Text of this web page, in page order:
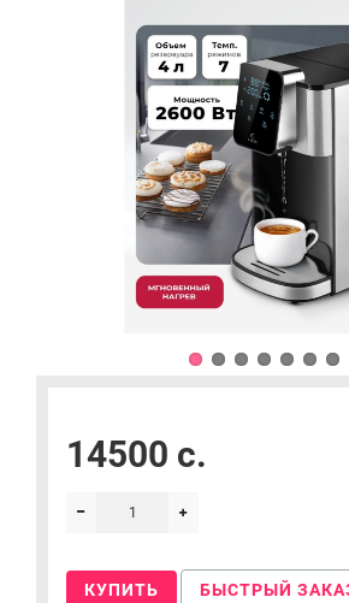
14500 c.
КУПИТЬ БЫСТРЫЙ